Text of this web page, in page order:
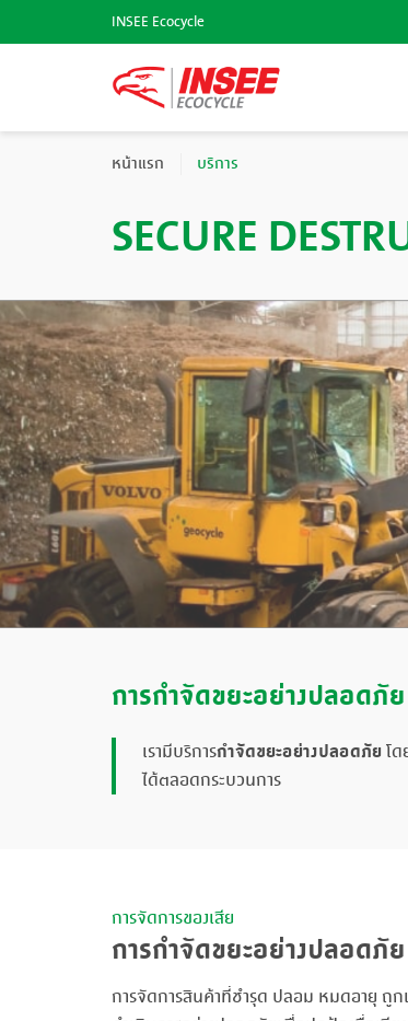
INSEE Ecocycle
หน้าแรก บริการ
SECURE
การกำจัดขยะอย่างปลอดภัย
เรามีบริการกำจัดขยะอย่างปลอดภัย โ
ได้ตลอดกระบวนการ
การจัดการของเสีย
การกำจัดขยะอย่างปลอดภัย
การจัดการสินค้าที่ชำรุด ปลอม หมดอายุ ถู